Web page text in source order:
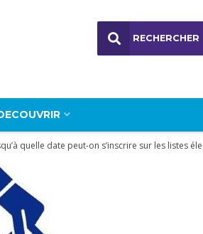
RECHERCHER
quelle date peut-on s’inscrire sur les listes